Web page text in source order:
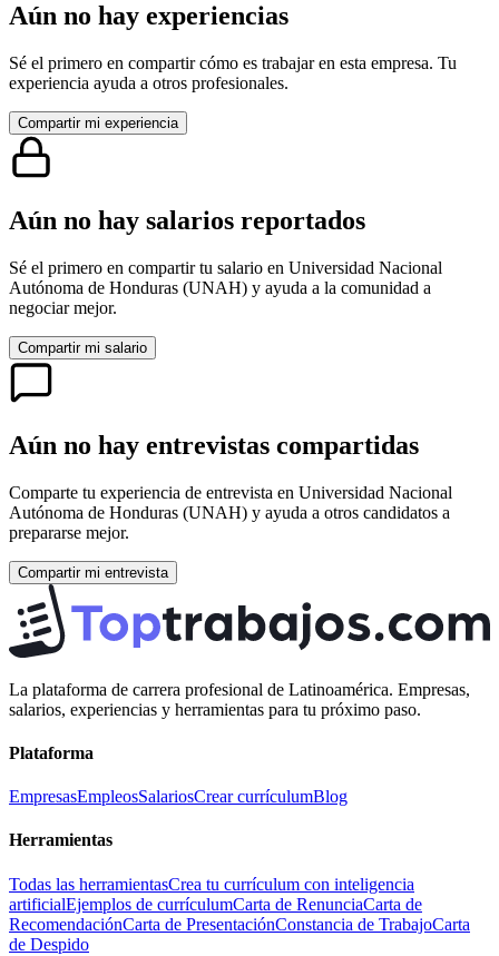
Aún no hay experiencias
Sé el primero en compartir cómo es trabajar en esta empresa. Tu
experiencia ayuda a otros profesionales.
Compartir mi experiencia
Aún no hay salarios reportados
Sé el primero en compartir tu salario en Universidad Nacional
Autónoma de Honduras (UNAH) y ayuda a la comunidad a
negociar mejor.
Compartir mi salario
Aún no hay entrevistas compartidas
Comparte tu experiencia de entrevista en Universidad Nacional
Autónoma de Honduras (UNAH) y ayuda a otros candidatos a
prepararse mejor.
Compartir mi entrevista
La plataforma de carrera profesional de Latinoamérica. Empresas,
salarios, experiencias y herramientas para tu próximo paso.
Plataforma
EmpresasEmpleosSalariosCrear currículumBlog
Herramientas
Todas las herramientasCrea tu currículum con inteligencia
artificialEjemplos de currículumCarta de RenunciaCarta de
RecomendaciónCarta de PresentaciónConstancia de TrabajoCarta
de Despido